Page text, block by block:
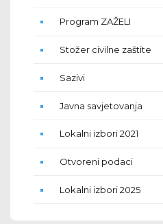
Program ZAŽELI
Stožer civilne zaštite
Sazivi
Javna savjetovanja
Lokalni izbori 2021
Otvoreni podaci
Lokalni izbori 2025